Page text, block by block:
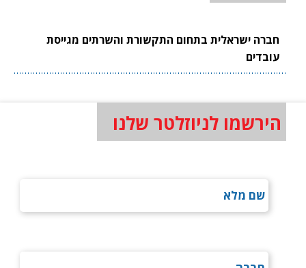
חברה ישראלית בתחום התקשורת והשרתים מגייסת
עובדים
הירשמו לניוזלטר שלנו